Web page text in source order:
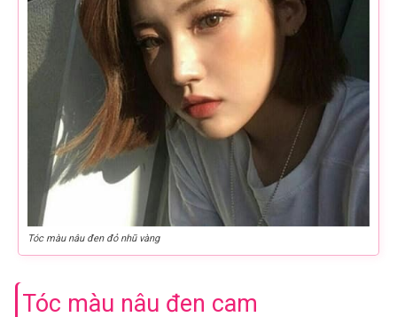
Tóc màu nâu đen đỏ nhũ vàng
Tóc màu nâu đen cam